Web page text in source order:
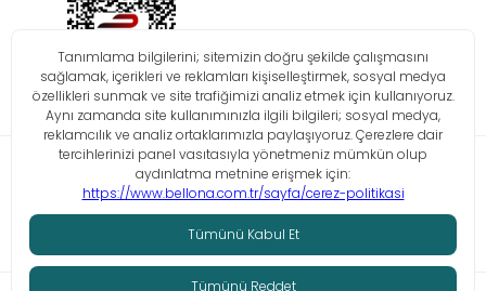
Bilgi Toplumu Hizmetleri KVKK Çerez Politikası İşlem Rehberi